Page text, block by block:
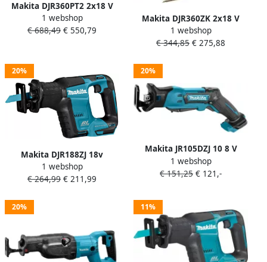
Makita DJR360PT2 2x18 V
Reciprozaag 5 0 Ah accu (2
st) duo snellader koffer
1 webshop
€ 688,49 € 550,79
Makita DJR360ZK 2x18 V
Reciprozaag | zonder
accu&apos;s en lader in
1 webshop
€ 344,85 € 275,88
20%
Makita DJR188ZJ 18v
Reciprozaag Zonder
accu&apos;s en lader in
1 webshop
€ 264,99 € 211,99
20%
Makita JR105DZJ 10 8 V
Reciprozaag| Zonder
accu&apos;s en lader in
1 webshop
€ 151,25 € 121,-
20% 11%